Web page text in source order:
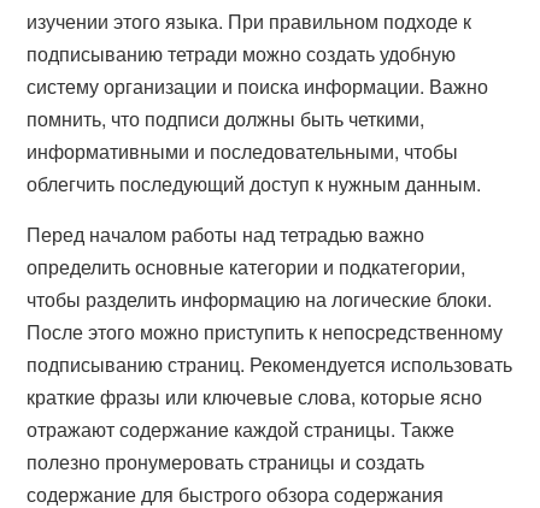
изучении этого языка. При правильном подходе к
подписыванию тетради можно создать удобную
систему организации и поиска информации. Важно
помнить, что подписи должны быть четкими,
информативными и последовательными, чтобы
облегчить последующий доступ к нужным данным.
Перед началом работы над тетрадью важно
определить основные категории и подкатегории,
чтобы разделить информацию на логические блоки.
После этого можно приступить к непосредственному
подписыванию страниц. Рекомендуется использовать
краткие фразы или ключевые слова, которые ясно
отражают содержание каждой страницы. Также
полезно пронумеровать страницы и создать
содержание для быстрого обзора содержания